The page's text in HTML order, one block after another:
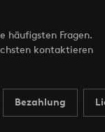
häufigsten Fragen.
kontaktieren
Bezahlung